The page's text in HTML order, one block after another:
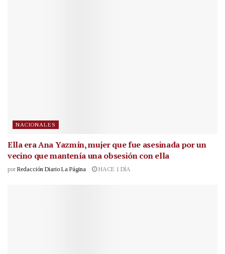
NACIONALES
Ella era Ana Yazmín, mujer que fue asesinada por un
vecino que mantenía una obsesión con ella
por Redacción Diario La Página HACE 1 DÍA